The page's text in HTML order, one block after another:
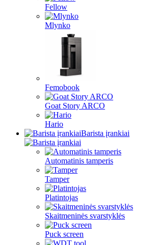
Fellow
Mlynko
Femobook
Goat Story ARCO
Hario
Barista įrankiai
Automatinis tamperis
Tamper
Platintojas
Skaitmeninės svarstyklės
Puck screen